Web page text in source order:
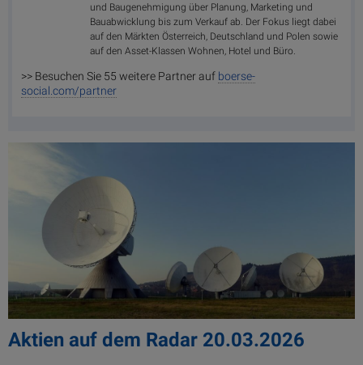
und Baugenehmigung über Planung, Marketing und
Bauabwicklung bis zum Verkauf ab. Der Fokus liegt dabei
auf den Märkten Österreich, Deutschland und Polen sowie
auf den Asset-Klassen Wohnen, Hotel und Büro.
>> Besuchen Sie 55 weitere Partner auf boerse-
social.com/partner
Aktien auf dem Radar 20.03.2026